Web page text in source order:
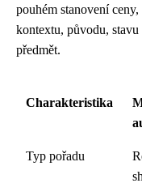
pouhém stanovení
kontextu, původu,
předmět.
Charakteristika
Typ pořadu